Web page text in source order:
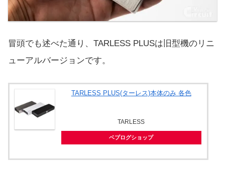
冒頭でも述べた通り、TARLESS PLUSは旧型機のリニ
ューアルバージョンです。
TARLESS PLUS(ターレス)本体のみ 各色
TARLESS
ベプログショップ